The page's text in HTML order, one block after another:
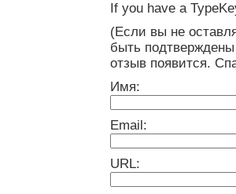
If you have a
(Если вы не
быть
отзыв появится.
Имя:
Email:
URL: